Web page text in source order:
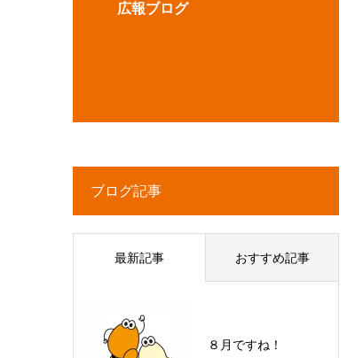
広報ブログ
ブログ記事
最新記事 おすすめ記事
８月ですね！